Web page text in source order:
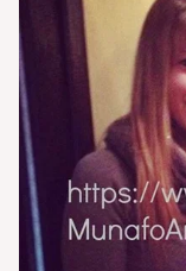
trovarla: